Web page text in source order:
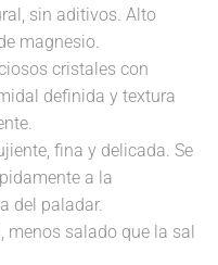
sin aditivos. Alto
magnesio.
cristales con
definida y textura
fina y delicada. Se
a la
del paladar.
menos salado que la sal